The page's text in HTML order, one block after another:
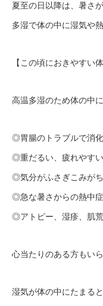
夏至の日以降は、暑さ
多湿で体の中に湿気や
【この頃におきやすい
高温多湿のため体の中
◎胃腸のトラブルで消
◎重だるい、疲れやす
◎気分がふさぎこみが
◎急な暑さからの熱中症
◎アトピー、湿疹、肌
心当たりのある方もい
湿気が体の中にたまる